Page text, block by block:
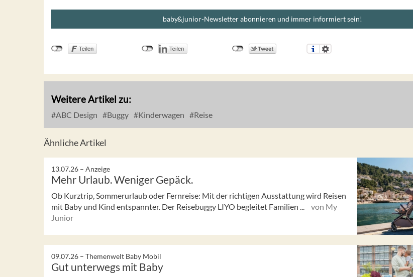
baby&junior-Newsletter abonnieren und immer informiert sein!
Weitere Artikel zu:
ABC Design Buggy Kinderwagen Reise
Ähnliche Artikel
13.07.26 – Anzeige
Mehr Urlaub. Weniger Gepäck.
Ob Kurztrip, Sommerurlaub oder Fernreise: Mit der richtigen Ausstattung wird Reisen
mit Baby und Kind entspannter. Der Reisebuggy LIYO begleitet Familien ...
von My
Junior
09.07.26 – Themenwelt Baby Mobil
Gut unterwegs mit Baby